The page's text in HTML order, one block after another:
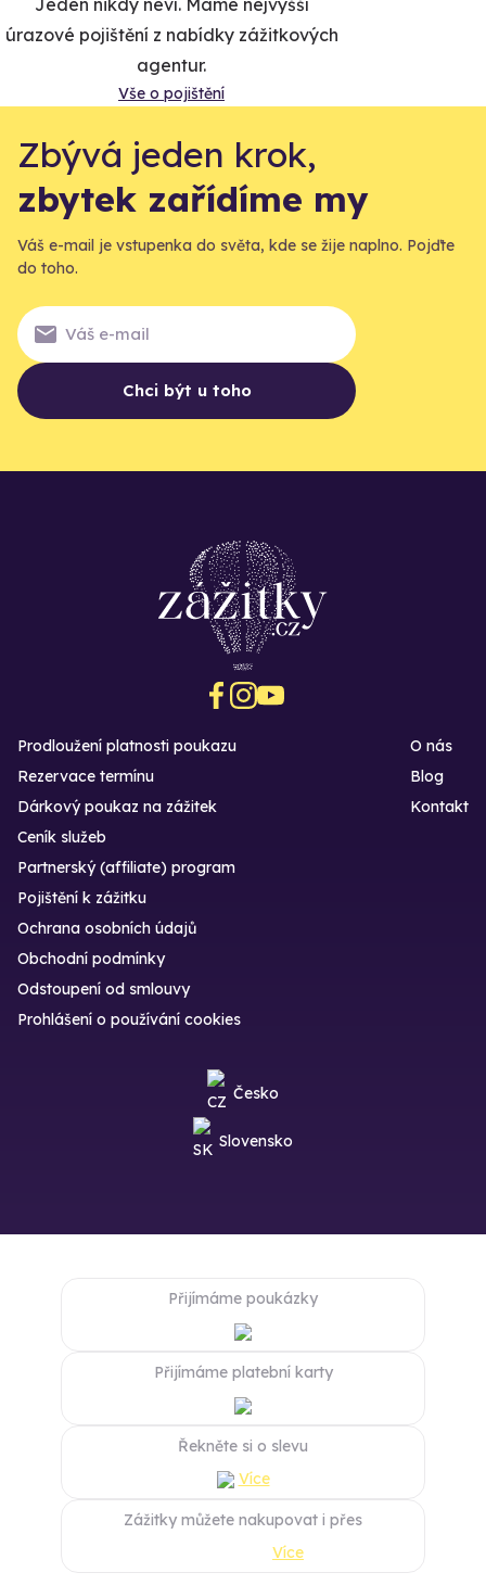
úrazové pojištění z nabídky zážitkových
agentur.
Vše o pojištění
Zbývá jeden krok,
zbytek zařídíme my
Váš e-mail je vstupenka do světa, kde se žije naplno. Pojďte
do toho.
Chci být u toho
Prodloužení platnosti poukazu
Rezervace termínu
Dárkový poukaz na zážitek
O nás
Blog
Kontakt
Ceník služeb
Partnerský (affiliate) program
Pojištění k zážitku
Ochrana osobních údajů
Obchodní podmínky
Odstoupení od smlouvy
Prohlášení o používání cookies
Česko
Slovensko
Přijímáme poukázky
Přijímáme platební karty
Řekněte si o slevu
Více
Zážitky můžete nakupovat i přes
Více